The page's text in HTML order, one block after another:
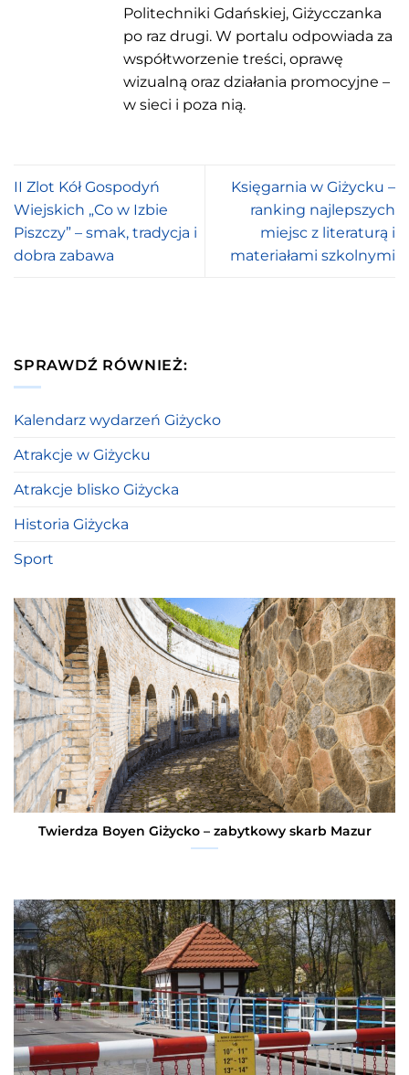
Politechniki Gdańskiej, Giżycczanka
po raz drugi. W portalu odpowiada za
współtworzenie treści, oprawę
wizualną oraz działania promocyjne –
w sieci i poza nią.
II Zlot Kół Gospodyń
Wiejskich „Co w Izbie
Piszczy” – smak, tradycja i
dobra zabawa
Księgarnia w Giżycku –
ranking najlepszych
miejsc z literaturą i
materiałami szkolnymi
SPRAWDŹ RÓWNIEŻ:
Kalendarz wydarzeń Giżycko
Atrakcje w Giżycku
Atrakcje blisko Giżycka
Historia Giżycka
Sport
Twierdza Boyen Giżycko – zabytkowy skarb Mazur